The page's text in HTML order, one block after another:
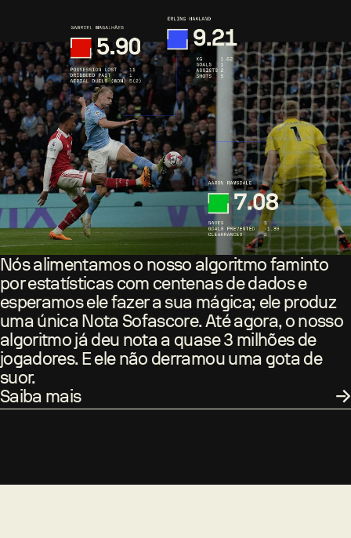
Nós alimentamos o nosso algoritmo faminto
por estatísticas com centenas de dados e
esperamos ele fazer a sua mágica; ele produz
uma única Nota Sofascore. Até agora, o nosso
algoritmo já deu nota a quase 3 milhões de
jogadores. E ele não derramou uma gota de
suor.
Saiba mais